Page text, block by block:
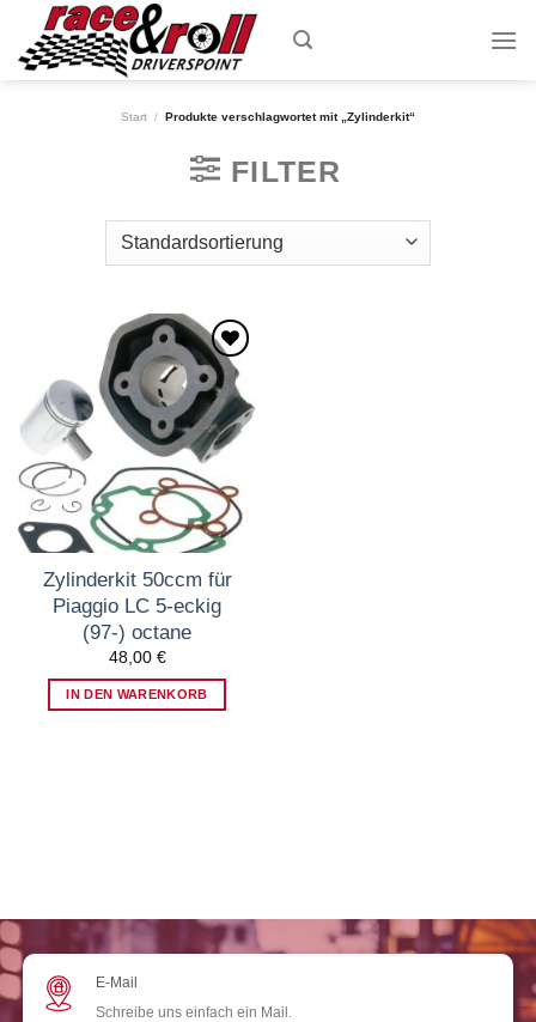
content
Start / Produkte verschlagwortet mit „Zylinderkit“
FILTER
Zum
Wunschzettel
hinzufügen
Zylinderkit 50ccm für
Piaggio LC 5-eckig
(97-) octane
48,00 €
IN DEN WARENKORB
E-Mail
Schreibe uns einfach ein Mail.